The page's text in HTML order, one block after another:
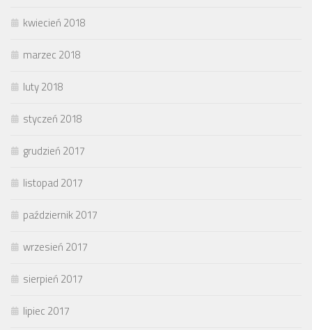
kwiecień 2018
marzec 2018
luty 2018
styczeń 2018
grudzień 2017
listopad 2017
październik 2017
wrzesień 2017
sierpień 2017
lipiec 2017